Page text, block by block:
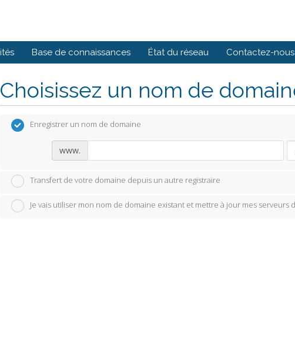
Base de connaissances État du réseau Contactez-nous
Choisissez un nom de
Enregistrer un nom de domaine
www.
Transfert de votre domaine depuis un autre registraire
Je vais utiliser mon nom de domaine existant et mettre à jour mes serveurs